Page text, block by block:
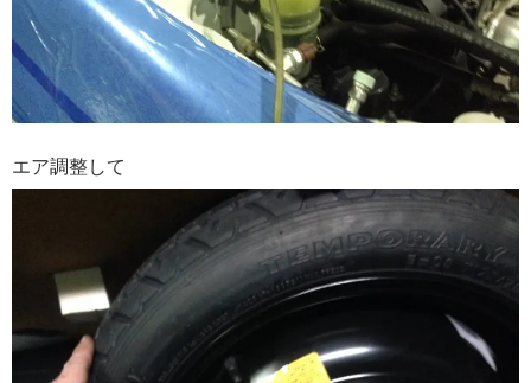
エア調整して